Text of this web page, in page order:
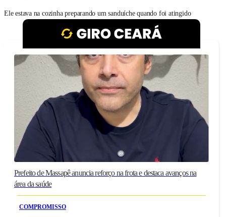
Ele estava na cozinha preparando um sanduíche quando foi atingido
Prefeito de Massapê anuncia reforço na frota e destaca avanços na
área da saúde
COMPROMISSO